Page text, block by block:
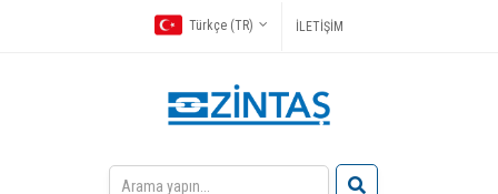
Türkçe (TR) İLETİŞİM